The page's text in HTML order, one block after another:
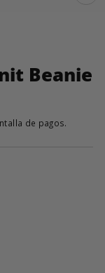
Beanie
de pagos.